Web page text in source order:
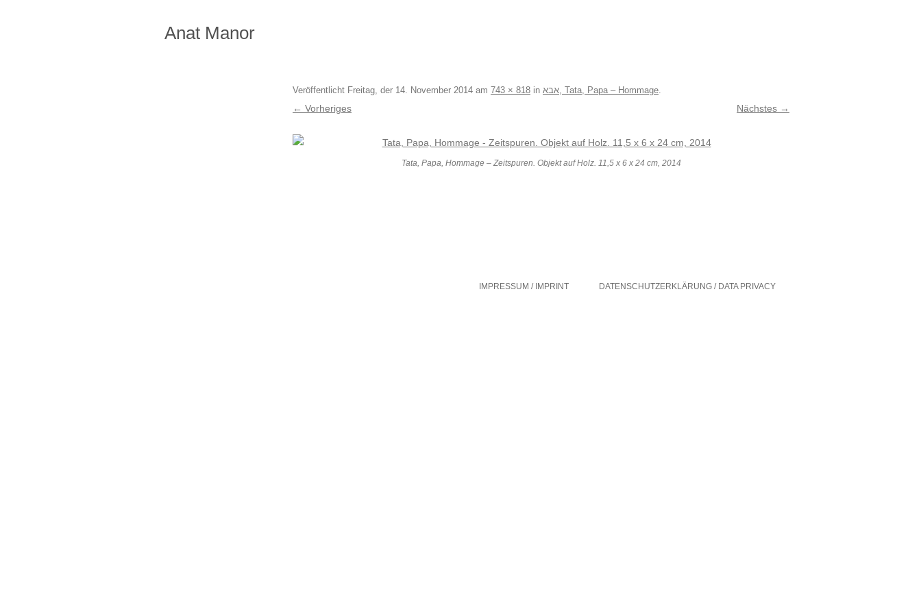
Anat Manor
IMPRESSUM / IMPRINT DATENSCHUTZERKLÄRUNG / DATA PRIVACY
Veröffentlicht Freitag, der 14. November 2014 am 743 × 818 in אבא, Tata, Papa – Hommage.
← Vorheriges Nächstes →
Tata, Papa, Hommage – Zeitspuren. Objekt auf Holz. 11,5 x 6 x 24 cm, 2014